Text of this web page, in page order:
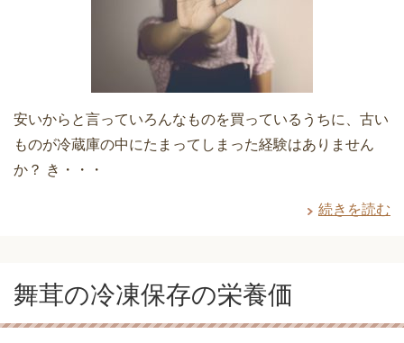
安いからと言っていろんなものを買っているうちに、古い
ものが冷蔵庫の中にたまってしまった経験はありません
か？ き・・・
続きを読む
舞茸の冷凍保存の栄養価